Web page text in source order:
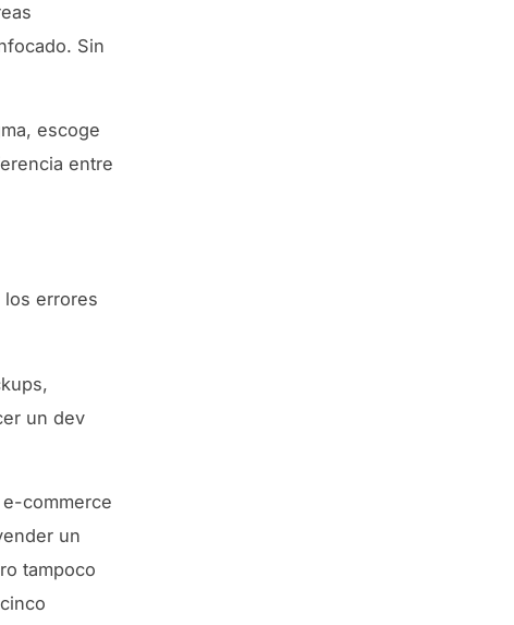
Sin
escoge
entre
los errores
un dev
commerce
un
tampoco